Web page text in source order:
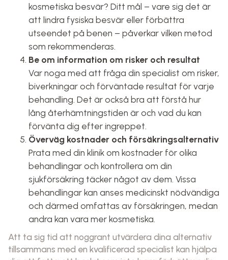
kosmetiska besvär? Ditt mål – vare sig det är
att lindra fysiska besvär eller förbättra
utseendet på benen – påverkar vilken metod
som rekommenderas.
Be om information om risker och resultat
Var noga med att fråga din specialist om risker,
biverkningar och förväntade resultat för varje
behandling. Det är också bra att förstå hur
lång återhämtningstiden är och vad du kan
förvänta dig efter ingreppet.
Överväg kostnader och försäkringsalternativ
Prata med din klinik om kostnader för olika
behandlingar och kontrollera om din
sjukförsäkring täcker något av dem. Vissa
behandlingar kan anses medicinskt nödvändiga
och därmed omfattas av försäkringen, medan
andra kan vara mer kosmetiska.
Att ta sig tid att noggrant utvärdera dina alternativ
tillsammans med en kvalificerad specialist kan hjälpa